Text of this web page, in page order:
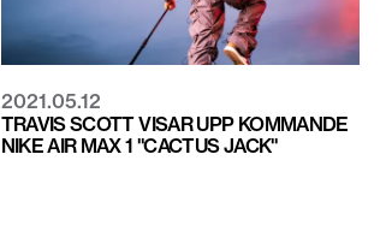
2021.05.12
TRAVIS SCOTT VISAR UPP KOMMANDE
NIKE AIR MAX 1 "CACTUS JACK"